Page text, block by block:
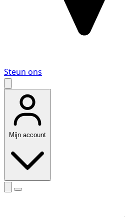
Steun ons
Mijn account